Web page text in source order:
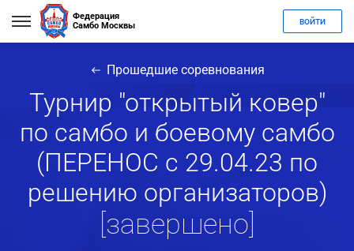
Федерация
Самбо Москвы
ВОЙТИ
Прошедшие соревнования
Турнир "открытый ковер"
по самбо и боевому самбо
(ПЕРЕНОС с 29.04.23 по
решению организаторов)
[завершено]